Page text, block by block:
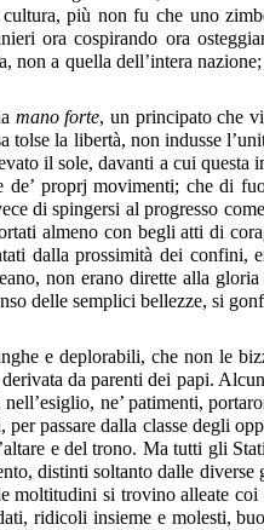
più non fu che uno
ora cospirando ora
a quella dell’intera
mano forte, un principato che
la libertà, non indusse
il sole, davanti a cui
proprj movimenti; che di
di spingersi al progresso
almeno con begli atti di
dalla prossimità dei confini,
non erano dirette alla
delle semplici bellezze, si
e deplorabili, che non le
da parenti dei papi.
ne’ patimenti,
passare dalla classe degli
e del trono. Ma tutti gli
distinti soltanto dalle
moltitudini si trovino alleate
ridicoli insieme e molesti,